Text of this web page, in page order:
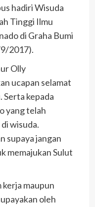
hadiri Wisuda
Tinggi Ilmu
di Graha Bumi
2017).
Olly
ucapan selamat
Serta kepada
yang telah
wisuda.
supaya jangan
memajukan Sulut
kerja maupun
oleh